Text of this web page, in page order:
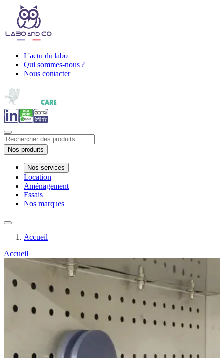
L'actu du labo
Qui sommes-nous ?
Nous contacter
Nos produits
Nos services
Location
Aménagement
Essais
Nos marques
Accueil
Accueil